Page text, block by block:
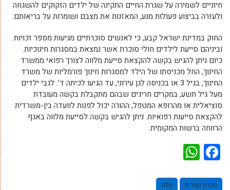
חיוניים לשמירה על שגרת החיים התקינה של ילדים הזקוקים להשגחה
ולעזרה בביצוע פעולות מנע, המאזנות את מצבם ושומרות על בריאותם.
החוק במדינת ישראל קבע, כי לאנשים סוכרתיים מגיעות מספר זכויות
וביניהם סייעת לילדים חולי סוכרת אשר נמצאת במסגרות חינוכיות.
כיום ניתן להגיש בקשה להקצאת סייעת מלווה לצורך רפואי ממשרד
החינוך, החל מכניסתו של הילד למסגרות חינוך פורמליות של משרד
החינוך, בגיל 3 או בכניסה לגן עירוני, עד הגיעו לכיתה ד’. לגבי ילדים
מעל גיל תשע, במקרים חריגים שבהם מתקבלת בקשה מעובדת
סוציאלית או מהרופא המטפל, ההורה יכול לפנות לוועדה בין-משרדית
להקצאת סייעות רפואיות. ניתן להגיש בקשה לסייעת מלווה באגף
הרווחה ברשות המקומית.
Facebook
סכרת נעורים צפת